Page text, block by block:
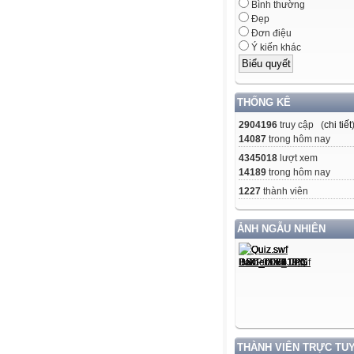
Bình thường
Đẹp
Đơn điệu
Ý kiến khác
THỐNG KÊ
2904196 truy cập (chi tiết)
14087 trong hôm nay
4345018 lượt xem
14189 trong hôm nay
1227 thành viên
ẢNH NGẪU NHIÊN
THÀNH VIÊN TRỰC